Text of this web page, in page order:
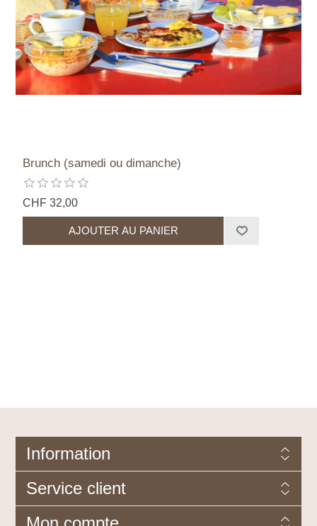
Brunch (samedi ou dimanche)
CHF 32,00
Information
Service client